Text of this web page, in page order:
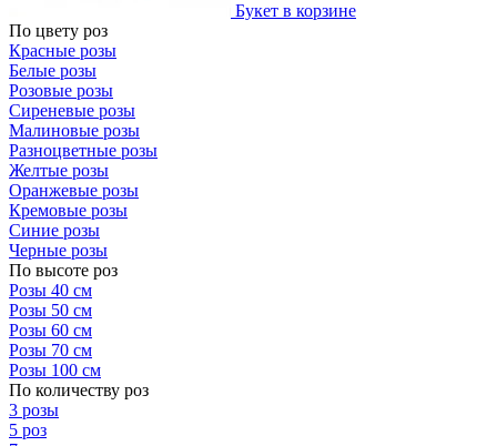
Букет в корзине
По цвету роз
Красные розы
Белые розы
Розовые розы
Сиреневые розы
Малиновые розы
Разноцветные розы
Желтые розы
Оранжевые розы
Кремовые розы
Синие розы
Черные розы
По высоте роз
Розы 40 см
Розы 50 см
Розы 60 см
Розы 70 см
Розы 100 см
По количеству роз
3 розы
5 роз